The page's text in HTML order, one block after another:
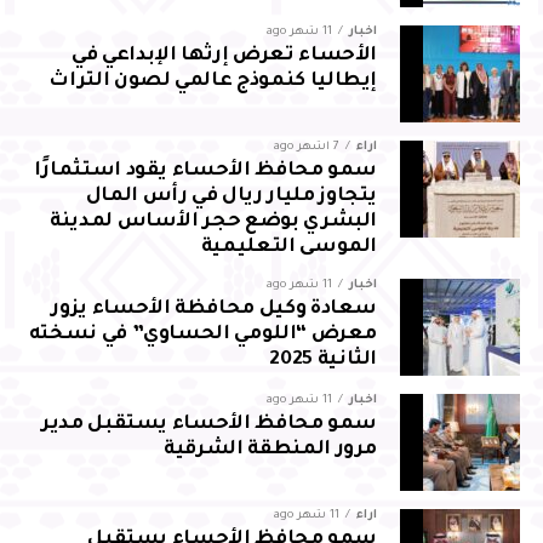
أخبار 11 شهر ago
الأحساء تعرض إرثها الإبداعي في
إيطاليا كنموذج عالمي لصون التراث
آراء 7 أشهر ago
سمو محافظ الأحساء يقود استثمارًا
يتجاوز مليار ريال في رأس المال
البشري بوضع حجر الأساس لمدينة
الموسى التعليمية
أخبار 11 شهر ago
سعادة وكيل محافظة الأحساء يزور
معرض “اللومي الحساوي” في نسخته
الثانية 2025
أخبار 11 شهر ago
سمو محافظ الأحساء يستقبل مدير
مرور المنطقة الشرقية
آراء 11 شهر ago